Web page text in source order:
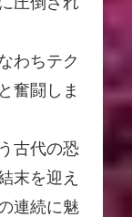
わちテク
奮闘しま
古代の恐
末を迎え
連続に魅